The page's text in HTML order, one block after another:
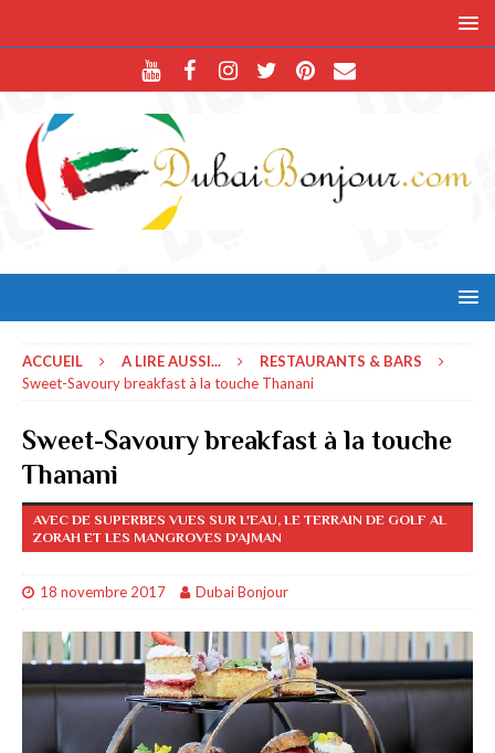
ACCUEIL A LIRE AUSSI...
RESTAURANTS & BARS
Sweet-Savoury breakfast à la touche Thanani
Sweet-Savoury breakfast à la touche
Thanani
AVEC DE SUPERBES VUES SUR L'EAU, LE TERRAIN DE GOLF AL
ZORAH ET LES MANGROVES D'AJMAN
18 novembre 2017 Dubai Bonjour